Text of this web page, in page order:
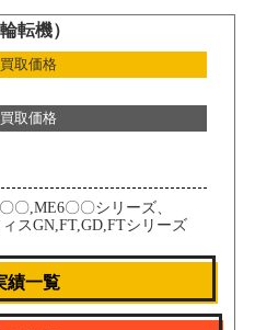
転機）
取価格
取価格
〇,ME6〇〇シリーズ、
スGN,FT,GD,FTシリーズ
績一覧